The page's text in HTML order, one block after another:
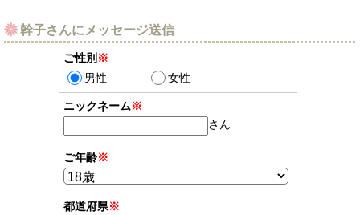
幹子さんにメッセージ送信